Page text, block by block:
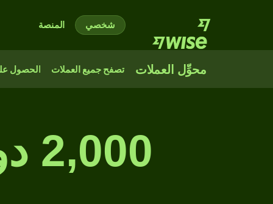
شخصي المنصة
محوِّل العملات تصفح جميع العملات الحصول